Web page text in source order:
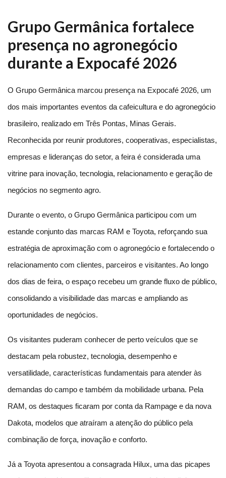
Grupo Germânica fortalece
presença no agronegócio
durante a Expocafé 2026
O Grupo Germânica marcou presença na Expocafé 2026, um
dos mais importantes eventos da cafeicultura e do agronegócio
brasileiro, realizado em Três Pontas, Minas Gerais.
Reconhecida por reunir produtores, cooperativas, especialistas,
empresas e lideranças do setor, a feira é considerada uma
vitrine para inovação, tecnologia, relacionamento e geração de
negócios no segmento agro.
Durante o evento, o Grupo Germânica participou com um
estande conjunto das marcas RAM e Toyota, reforçando sua
estratégia de aproximação com o agronegócio e fortalecendo o
relacionamento com clientes, parceiros e visitantes. Ao longo
dos dias de feira, o espaço recebeu um grande fluxo de público,
consolidando a visibilidade das marcas e ampliando as
oportunidades de negócios.
Os visitantes puderam conhecer de perto veículos que se
destacam pela robustez, tecnologia, desempenho e
versatilidade, características fundamentais para atender às
demandas do campo e também da mobilidade urbana. Pela
RAM, os destaques ficaram por conta da Rampage e da nova
Dakota, modelos que atraíram a atenção do público pela
combinação de força, inovação e conforto.
Já a Toyota apresentou a consagrada Hilux, uma das picapes